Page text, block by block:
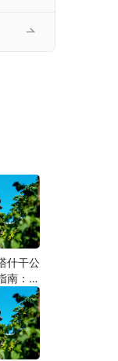
什干公
南：从
当地银
清单及
靠谱代